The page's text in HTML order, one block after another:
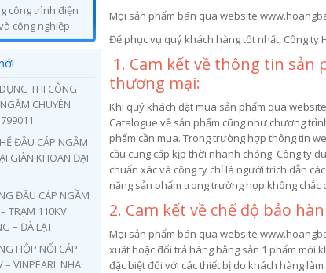
công trình điện
công nghiệp
Mọi sản phẩm bán qua website
Để phục vụ quý khách hàng tốt nhất, Công ty
1. Cam kết về thông tin
thương mại:
Khi quý khách đặt mua sản phẩm qua
Catalogue về sản phẩm cũng như chương
phẩm cần mua. Trong trường hợp thông tin
cầu cung cấp kịp thời nhanh chóng. Công ty
chuẩn xác và công ty chỉ là người trích dẫn
năng sản phẩm trong trường hợp không chắc
2. Cam kết về chế độ bảo
Mọi sản phẩm bán qua website
xuất hoặc đổi trả hàng bằng sản 1 phẩm mới
đặc biệt đối với các thiết bị do khách hàng
THI CÔNG
CHUYÊN
ĐẦU CÁP NGẦM
GIÀN KHOAN ĐẠI
ĐẦU CÁP NGẦM
TRẠM 110KV
– ĐÀ LẠT
HỘP NỐI CÁP
– VINPEARL NHA